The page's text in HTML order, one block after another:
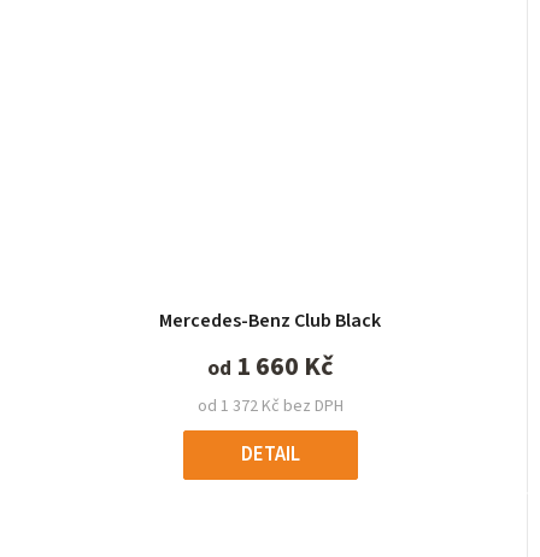
Mercedes-Benz Club Black
hodnocení
produktu
je
5,0
z
5
od 1 372 Kč bez DPH
od 1 660 Kč
DETAIL